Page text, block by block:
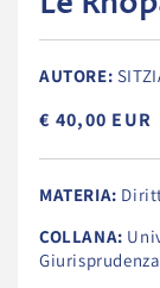
AUTORE:
€ 40,00 EUR
MATERIA:
COLLANA: